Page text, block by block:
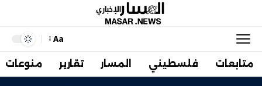
Aa
متابعات فلسطيني المسار تقارير منوعات